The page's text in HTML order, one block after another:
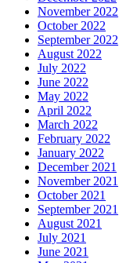
November 2022
October 2022
September 2022
August 2022
July 2022
June 2022
May 2022
April 2022
March 2022
February 2022
January 2022
December 2021
November 2021
October 2021
September 2021
August 2021
July 2021
June 2021